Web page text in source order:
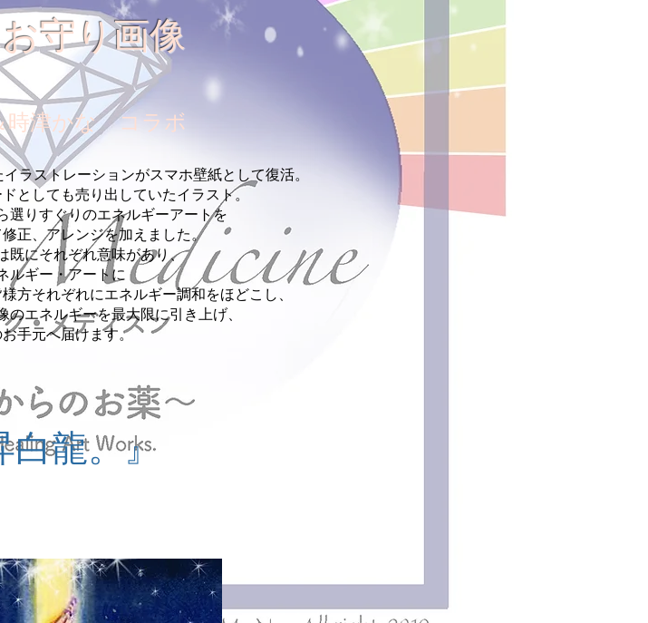
守り画像
時津かな コラボ
ラストレーションがスマホ壁紙として復活。
としても売り出していたイラスト。
選りすぐりのエネルギーアートを
正、アレンジを加えました。
既にそれぞれ意味があり、
ルギー・アートに
方それぞれにエネルギー調和をほどこし、
エネルギーを最大限に引き上げ、
手元へ届けます。
龍。』